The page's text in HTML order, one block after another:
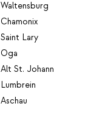
Waltensburg
Chamonix
Saint Lary
Oga
Alt St. Johann
Lumbrein
Aschau